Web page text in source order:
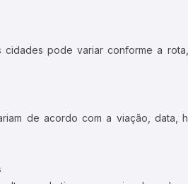
pode variar conforme a
de acordo com a viação,